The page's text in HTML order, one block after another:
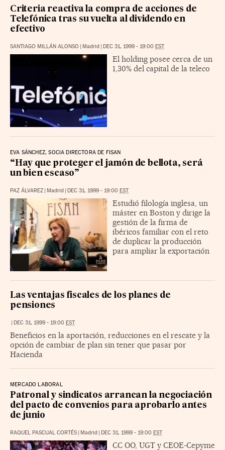
Criteria reactiva la compra de acciones de
Telefónica tras su vuelta al dividendo en
efectivo
SANTIAGO MILLÁN ALONSO | Madrid | DEC 31, 1999 - 19:00 EST
El holding posee cerca de un
1,30% del capital de la teleco
EVA SÁNCHEZ, SOCIA DIRECTORA DE FISAN
“Hay que proteger el jamón de bellota, será
un bien escaso”
PAZ ÁLVAREZ | Madrid | DEC 31, 1999 - 19:00 EST
Estudió filología inglesa, un
máster en Boston y dirige la
gestión de la firma de
ibéricos familiar con el reto
de duplicar la producción
para ampliar la exportación
Las ventajas fiscales de los planes de
pensiones
| DEC 31, 1999 - 19:00 EST
Beneficios en la aportación, reducciones en el rescate y la
opción de cambiar de plan sin tener que pasar por
Hacienda
MERCADO LABORAL
Patronal y sindicatos arrancan la negociación
del pacto de convenios para aprobarlo antes
de junio
RAQUEL PASCUAL CORTÉS | Madrid | DEC 31, 1999 - 19:00 EST
CC OO, UGT y CEOE-Cepyme